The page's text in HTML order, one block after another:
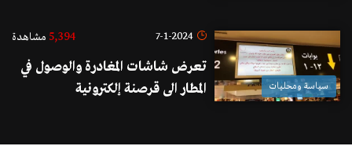
سياسة ومحليات
7-1-2024
5,394 مشاهدة
تعرض شاشات المغادرة والوصول في
المطار الى قرصنة إلكترونية